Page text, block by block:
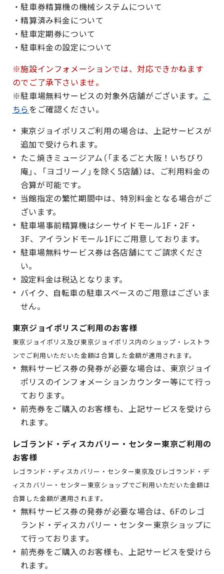
・駐車券精算機の機械システムについて
・精算済み料金について
・駐車定期券について
・駐車料金の設定について
※施設インフォメーションでは、対応できかねます
のでご了承下さいませ。
※駐車場無料サービスの対象外店舗がございます。 こ
ちらをご確認ください。
東京ジョイポリスご利用の場合は、上記サービスが
追加で受けられます。
たこ焼きミュージアム（「まるごと大阪！いちびり
庵」、「ヨゴリーノ」を除く5店舗）は、ご利用料金の
合算が可能です。
当館指定の繁忙期間中は、特別料金となる場合がご
ざいます。
駐車場事前精算機はシーサイドモール1F・2F・
3F、アイランドモール1Fにご用意しております。
駐車場無料サービス券は各店舗にてご請求くださ
い。
設定料金は税込となります。
バイク、自転車の駐車スペースのご用意はございま
せん。
東京ジョイポリスご利用のお客様
東京ジョイポリス及び東京ジョイポリス内のショップ・レストラ
ンでご利用いただいた金額は合算した金額が適用されます。
無料サービス券の発券が必要な場合は、東京ジョイ
ポリスのインフォメーションカウンター等にて行っ
ております。
前売券をご購入のお客様も、上記サービスを受けら
れます。
レゴランド・ディスカバリー・センター東京ご利用の
お客様
レゴランド・ディスカバリー・センター東京及びレゴランド・デ
ィスカバリー・センター東京ショップでご利用いただいた金額は
合算した金額が適用されます。
無料サービス券の発券が必要な場合は、6Fのレゴ
ランド・ディスカバリー・センター東京ショップに
て行っております。
前売券をご購入のお客様も、上記サービスを受けら
れます。